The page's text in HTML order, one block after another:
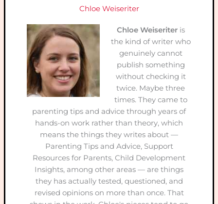
Chloe Weiseriter
Chloe Weiseriteris
the kind of writer who
genuinely cannot
publish something
without checking it
twice. Maybe three
times. They came to
parenting tips and advice through years of
hands-on work rather than theory, which
means the things they writes about —
Parenting Tips and Advice, Support
Resources for Parents, Child Development
Insights, among other areas — are things
they has actually tested, questioned, and
revised opinions on more than once. That